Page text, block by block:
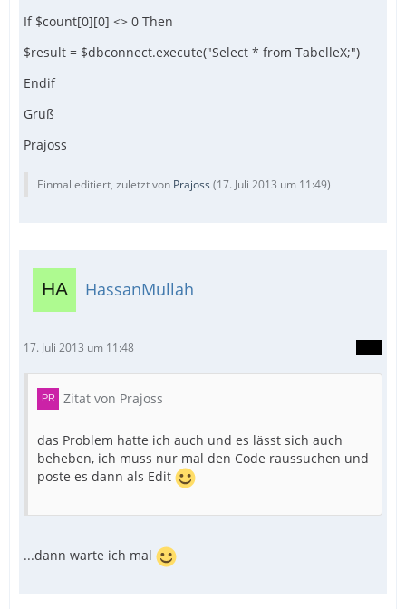
If $count[0][0] <> 0 Then
$result = $dbconnect.execute("Select * from TabelleX;")
Endif
Gruß
Prajoss
Einmal editiert, zuletzt von Prajoss (17. Juli 2013 um 11:49)
HassanMullah
17. Juli 2013 um 11:48
Zitat von Prajoss
das Problem hatte ich auch und es lässt sich auch
beheben, ich muss nur mal den Code raussuchen und
poste es dann als Edit
...dann warte ich mal